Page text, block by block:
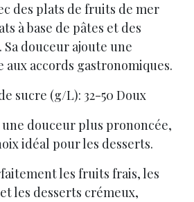
des plats de fruits de mer
à base de pâtes et des
douceur ajoute une
accords gastronomiques.
sucre (g/L): 32-50 Doux
douceur plus prononcée,
idéal pour les desserts.
les fruits frais, les
les desserts crémeux,